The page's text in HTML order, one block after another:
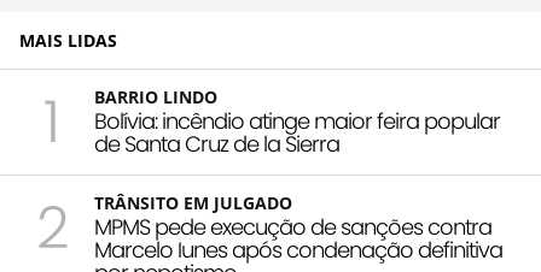
MAIS LIDAS
1 BARRIO LINDO
Bolívia: incêndio atinge maior feira popular
de Santa Cruz de la Sierra
2 TRÂNSITO EM JULGADO
MPMS pede execução de sanções contra
Marcelo Iunes após condenação definitiva